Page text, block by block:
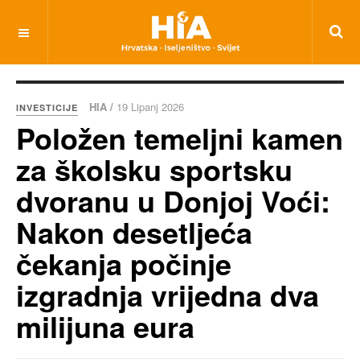
INVESTICIJE HIA / 19 Lipanj 2026
Položen temeljni kamen
za školsku sportsku
dvoranu u Donjoj Voći:
Nakon desetljeća
čekanja počinje
izgradnja vrijedna dva
milijuna eura